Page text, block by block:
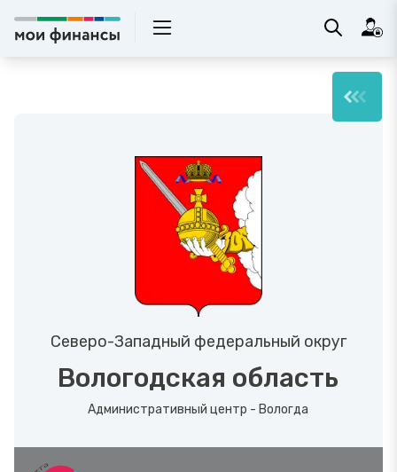
Северо-Западный федеральный округ
Вологодская область
Административный центр - Вологда